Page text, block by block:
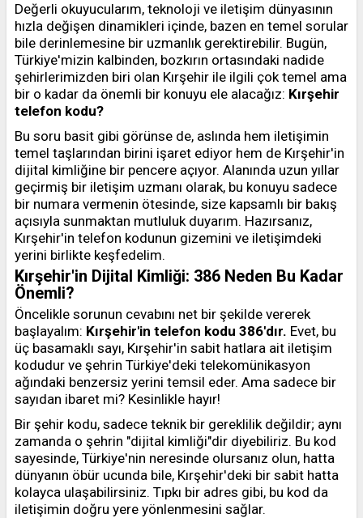
Değerli okuyucularım, teknoloji ve iletişim dünyasının
hızla değişen dinamikleri içinde, bazen en temel sorular
bile derinlemesine bir uzmanlık gerektirebilir. Bugün,
Türkiye'mizin kalbinden, bozkırın ortasındaki nadide
şehirlerimizden biri olan Kırşehir ile ilgili çok temel ama
bir o kadar da önemli bir konuyu ele alacağız: Kırşehir
telefon kodu?
Bu soru basit gibi görünse de, aslında hem iletişimin
temel taşlarından birini işaret ediyor hem de Kırşehir'in
dijital kimliğine bir pencere açıyor. Alanında uzun yıllar
geçirmiş bir iletişim uzmanı olarak, bu konuyu sadece
bir numara vermenin ötesinde, size kapsamlı bir bakış
açısıyla sunmaktan mutluluk duyarım. Hazırsanız,
Kırşehir'in telefon kodunun gizemini ve iletişimdeki
yerini birlikte keşfedelim.
Kırşehir'in Dijital Kimliği: 386 Neden Bu Kadar
Önemli?
Öncelikle sorunun cevabını net bir şekilde vererek
başlayalım: Kırşehir'in telefon kodu 386'dır. Evet, bu
üç basamaklı sayı, Kırşehir'in sabit hatlara ait iletişim
kodudur ve şehrin Türkiye'deki telekomünikasyon
ağındaki benzersiz yerini temsil eder. Ama sadece bir
sayıdan ibaret mi? Kesinlikle hayır!
Bir şehir kodu, sadece teknik bir gereklilik değildir; aynı
zamanda o şehrin "dijital kimliği"dir diyebiliriz. Bu kod
sayesinde, Türkiye'nin neresinde olursanız olun, hatta
dünyanın öbür ucunda bile, Kırşehir'deki bir sabit hatta
kolayca ulaşabilirsiniz. Tıpkı bir adres gibi, bu kod da
iletişimin doğru yere yönlenmesini sağlar.